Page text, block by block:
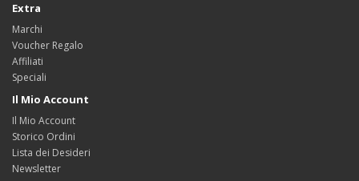
Extra
Marchi
Voucher Regalo
Affiliati
Speciali
Il Mio Account
Il Mio Account
Storico Ordini
Lista dei Desideri
Newsletter